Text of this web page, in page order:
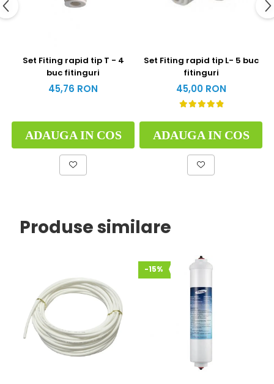
Set Fiting rapid tip T - 4
buc fitinguri
45,76 RON
ADAUGA IN COS
Set Fiting rapid tip L- 5 buc
fitinguri
45,00 RON
ADAUGA IN COS
Produse similare
-15%